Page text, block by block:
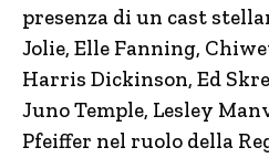
presenza di un cast
Jolie, Elle Fanning,
Harris Dickinson, Ed
Juno Temple, Lesley
Pfeiffer nel ruolo della